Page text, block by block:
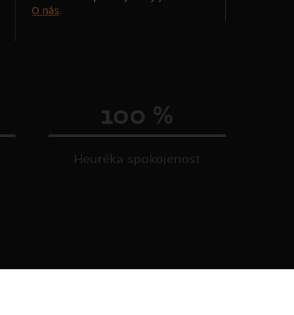
O nás.
100 %
Heuréka spokojenost